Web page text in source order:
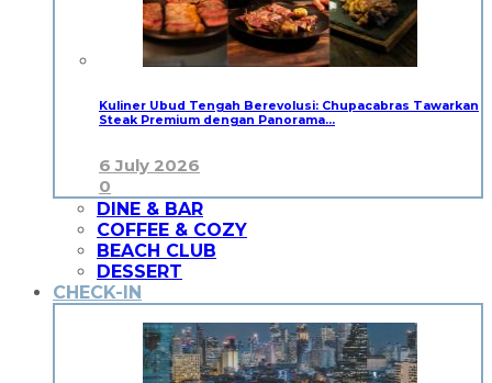
Kuliner Ubud Tengah Berevolusi: Chupacabras Tawarkan
Steak Premium dengan Panorama…
6 July 2026
0
DINE & BAR
COFFEE & COZY
BEACH CLUB
DESSERT
CHECK-IN